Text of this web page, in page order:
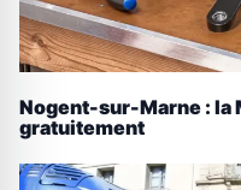
Nogent-sur-Marne : la
gratuitement